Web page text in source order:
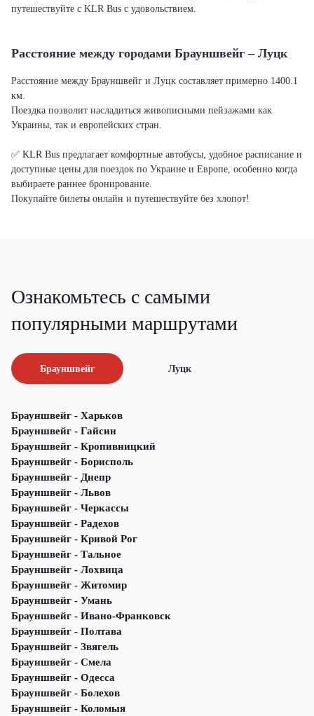
путешествуйте с KLR Bus с удовольствием.
Расстояние между городами Брауншвейг – Луцк
Расстояние между Брауншвейг и Луцк составляет примерно 1400.1
км.
Поездка позволит насладиться живописными пейзажами как
Украины, так и европейских стран.
✅ KLR Bus предлагает комфортные автобусы, удобное расписание и
доступные цены для поездок по Украине и Европе, особенно когда
выбираете раннее бронирование.
Покупайте билеты онлайн и путешествуйте без хлопот!
Ознакомьтесь с самыми
популярными маршрутами
Брауншвейг Луцк
Брауншвейг - Харьков
Брауншвейг - Гайсин
Брауншвейг - Кропивницкий
Брауншвейг - Борисполь
Брауншвейг - Днепр
Брауншвейг - Львов
Брауншвейг - Черкассы
Брауншвейг - Радехов
Брауншвейг - Кривой Рог
Брауншвейг - Тальное
Брауншвейг - Лохвица
Брауншвейг - Житомир
Брауншвейг - Умань
Брауншвейг - Ивано-Франковск
Брауншвейг - Полтава
Брауншвейг - Звягель
Брауншвейг - Смела
Брауншвейг - Одесса
Брауншвейг - Болехов
Брауншвейг - Коломыя